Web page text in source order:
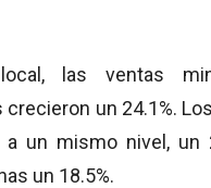
las ventas
un 24.1%.
un mismo nivel, un
un 18.5%.